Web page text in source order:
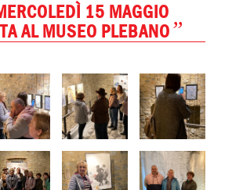
15 MAGGIO
AL MUSEO PLEBANO”